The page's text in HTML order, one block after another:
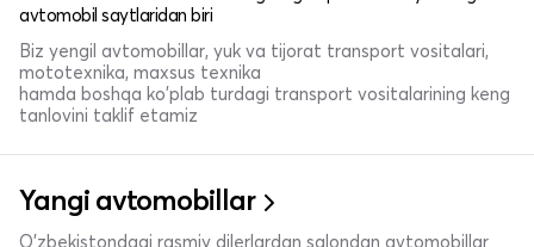
avtomobil saytlaridan biri
Biz yengil avtomobillar, yuk va tijorat transport vositalari,
mototexnika, maxsus texnika
hamda boshqa ko'plab turdagi transport vositalarining keng
tanlovini taklif etamiz
Yangi avtomobillar
O'zbekistondagi rasmiy dilerlardan salondan avtomobillar